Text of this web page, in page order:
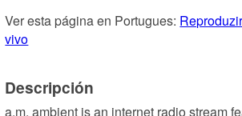
Ver esta página en Portugues:
vivo
Descripción
a.m. ambient is an internet radio stream